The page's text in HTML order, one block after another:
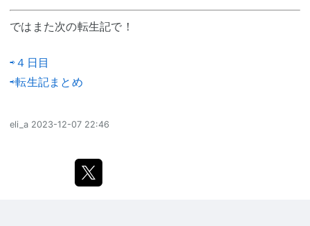
ではまた次の転生記で！
⇨４日目
⇨転生記まとめ
eli_a 2023-12-07 22:46